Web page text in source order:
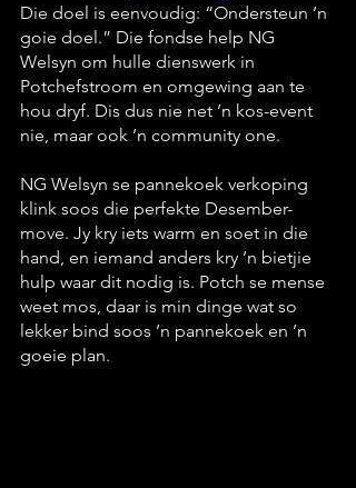
Die doel is eenvoudig: “Ondersteun ’n
goie doel.” Die fondse help NG
Welsyn om hulle dienswerk in
Potchefstroom en omgewing aan te
hou dryf. Dis dus nie net ’n kos-event
nie, maar ook ’n community one.
NG Welsyn se pannekoek verkoping
klink soos die perfekte Desember-
move. Jy kry iets warm en soet in die
hand, en iemand anders kry ’n bietjie
hulp waar dit nodig is. Potch se mense
weet mos, daar is min dinge wat so
lekker bind soos ’n pannekoek en ’n
goeie plan.